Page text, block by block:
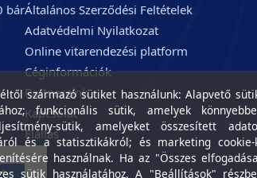
bárÁltalános Szerződési Feltételek
Adatvédelmi Nyilatkozat
Online vitarendezési platform
Céginformációk
Partnereink
Kapcsolat
Elállás
származó sütiket használunk: Alapvető
funkcionális sütik, amelyek
sütik, amelyeket összesített
és a statisztikákról; és marketing cookie-
használnak. Ha az "Összes
sütik használatához. A "Beállítások"